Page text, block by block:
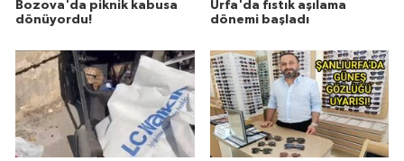
Bozova'da piknik kabusa
dönüyordu!
Urfa'da fıstık aşılama
dönemi başladı